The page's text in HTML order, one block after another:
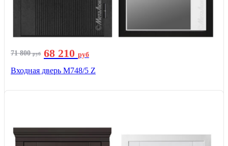
71 800руб 68 210 руб
Входная дверь М748/5 Z